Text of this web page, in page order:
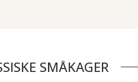
SMÅKAGER